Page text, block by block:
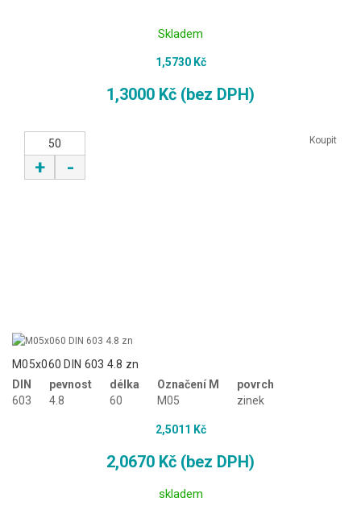
Skladem
1,5730 Kč
1,3000 Kč (bez DPH)
+ -
Koupit
M05x060 DIN 603 4.8 zn
DIN
603
pevnost
4.8
délka
60
Označení M
M05
povrch
zinek
2,5011 Kč
2,0670 Kč (bez DPH)
skladem